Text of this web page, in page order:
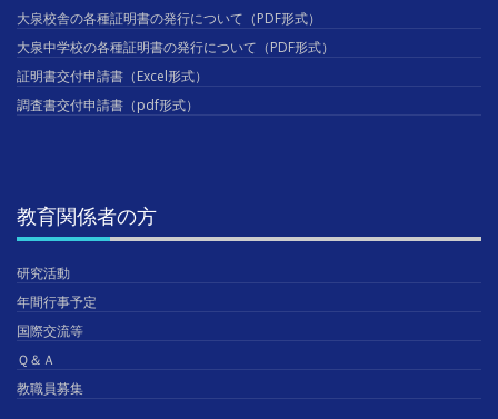
大泉校舎の各種証明書の発行について（PDF形式）
大泉中学校の各種証明書の発行について（PDF形式）
証明書交付申請書（Excel形式）
調査書交付申請書（pdf形式）
教育関係者の方
研究活動
年間行事予定
国際交流等
Ｑ＆Ａ
教職員募集